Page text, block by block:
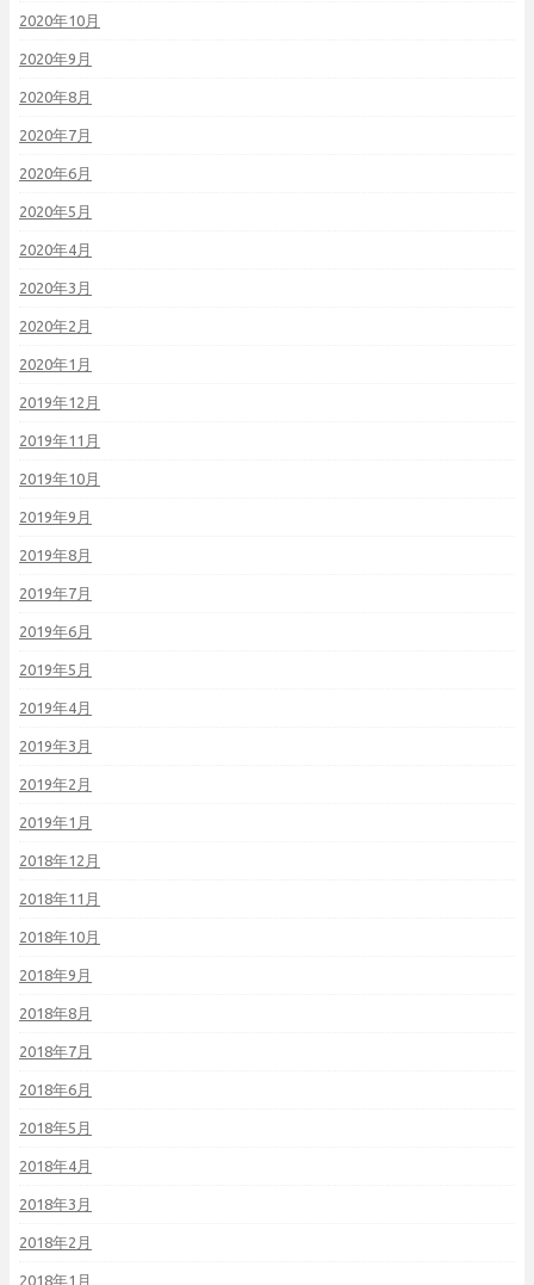
2020年10月
2020年9月
2020年8月
2020年7月
2020年6月
2020年5月
2020年4月
2020年3月
2020年2月
2020年1月
2019年12月
2019年11月
2019年10月
2019年9月
2019年8月
2019年7月
2019年6月
2019年5月
2019年4月
2019年3月
2019年2月
2019年1月
2018年12月
2018年11月
2018年10月
2018年9月
2018年8月
2018年7月
2018年6月
2018年5月
2018年4月
2018年3月
2018年2月
2018年1月